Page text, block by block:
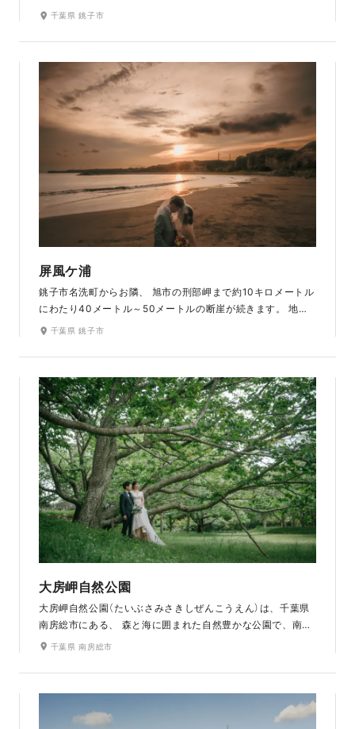
が特徴です。 また、元旦の初日の出が日本で一番早い場所と
千葉県 銚子市
屏風ケ浦
銚子市名洗町からお隣、 旭市の刑部岬まで約10キロメートル
にわたり40メートル～50メートルの断崖が続きます。 地面
が切り取られたかのような切り立った断崖が続くさまは、 英
ドーバー」とも呼ばれています。
千葉県 銚子市
大房岬自然公園
大房岬自然公園（たいぶさみさきしぜんこうえん）は、千葉県
南房総市にある、 森と海に囲まれた自然豊かな公園で、南房
総国定公園内に位置し、展望台からは富士山や伊豆半島まで
千葉県 南房総市